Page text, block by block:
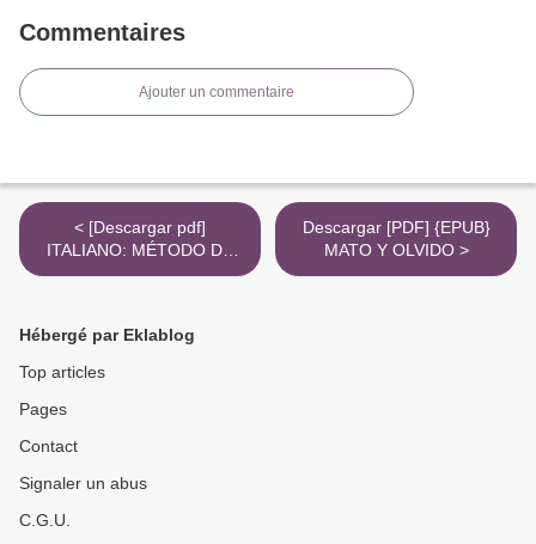
Commentaires
Ajouter un commentaire
< [Descargar pdf]
ITALIANO: MÉTODO DE
APRENDIZAJE DEL
Descargar [PDF] {EPUB}
MATO Y OLVIDO >
Hébergé par Eklablog
Top articles
Pages
Contact
Signaler un abus
C.G.U.